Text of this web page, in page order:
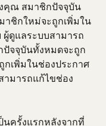
คุณ สมาชิกปัจจุบัน
าชิกใหม่จะถูกเพิ่มใน
ผู้ดูแลระบบสามารถ
ปัจจุบันทั้งหมดจะถูก
เพิ่มในช่องประกาศ
ามารถแก้ไขช่อง
นครั้งแรกหลังจากที่